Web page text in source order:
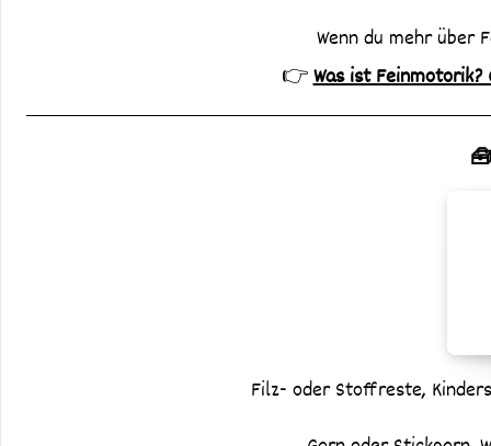
Wenn du mehr über
👉Was ist
Filz- oder Stoffreste,